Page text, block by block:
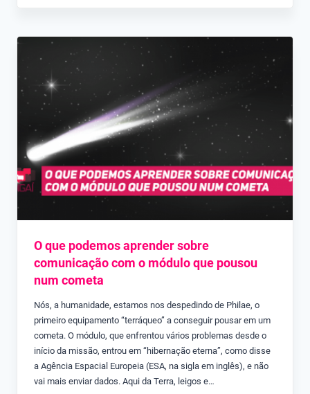
O que podemos aprender sobre
comunicação com o módulo que pousou
num cometa
Nós, a humanidade, estamos nos despedindo de Philae, o
primeiro equipamento “terráqueo” a conseguir pousar em um
cometa. O módulo, que enfrentou vários problemas desde o
início da missão, entrou em “hibernação eterna”, como disse
a Agência Espacial Europeia (ESA, na sigla em inglês), e não
vai mais enviar dados. Aqui da Terra, leigos e…